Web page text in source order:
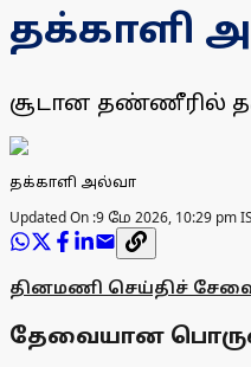
தக்காளி
சூடான தண்ணீரில்
தக்காளி அல்வா
Updated On :9 மே 2026, 10:29 pm
தினமணி செய்திச்
தேவையான